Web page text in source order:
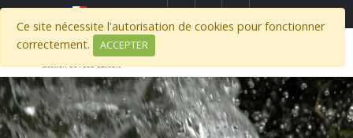
Ce site nécessite l'autorisation de cookies pour fonctionner
correctement.
ACCEPTER